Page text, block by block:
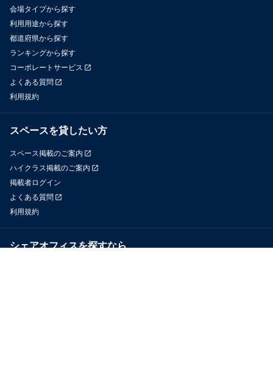
会場タイプから探す
利用用途から探す
都道府県から探す
ランキングから探す
コーポレートサービス
よくある質問
利用規約
スペースを貸したい方
スペース掲載のご案内
ハイクラス掲載のご案内
掲載者ログイン
よくある質問
利用規約
シェアオフィスを探すなら